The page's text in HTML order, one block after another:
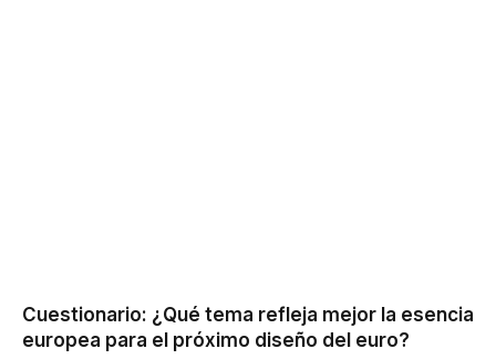
Cuestionario: ¿Qué tema refleja mejor la esencia
europea para el próximo diseño del euro?